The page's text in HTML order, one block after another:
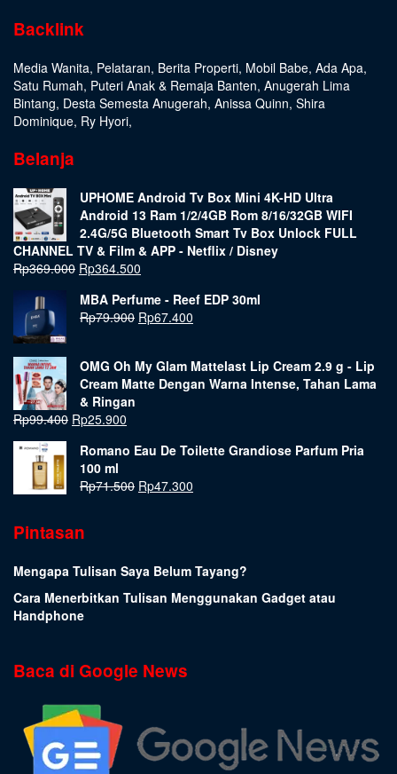
Backlink
Media Wanita, Pelataran, Berita Properti, Mobil Babe, Ada Apa,
Satu Rumah, Puteri Anak & Remaja Banten, Anugerah Lima
Bintang, Desta Semesta Anugerah, Anissa Quinn, Shira
Dominique, Ry Hyori,
Belanja
UPHOME Android Tv Box Mini 4K-HD Ultra
Android 13 Ram 1/2/4GB Rom 8/16/32GB WIFI
2.4G/5G Bluetooth Smart Tv Box Unlock FULL
CHANNEL TV & Film & APP - Netflix / Disney
Rp369.000 Rp364.500
MBA Perfume - Reef EDP 30ml
Rp79.900 Rp67.400
OMG Oh My Glam Mattelast Lip Cream 2.9 g - Lip
Cream Matte Dengan Warna Intense, Tahan Lama
& Ringan
Rp99.400 Rp25.900
Romano Eau De Toilette Grandiose Parfum Pria
100 ml
Rp71.500 Rp47.300
Pintasan
Mengapa Tulisan Saya Belum Tayang?
Cara Menerbitkan Tulisan Menggunakan Gadget atau
Handphone
Baca di Google News